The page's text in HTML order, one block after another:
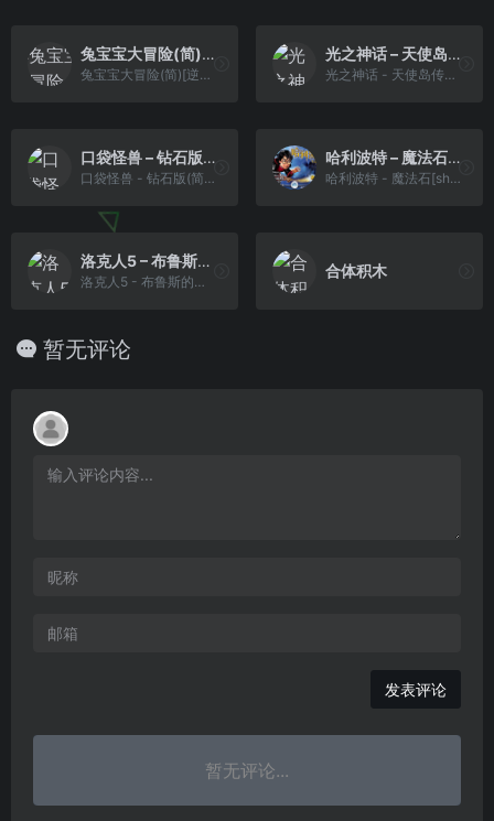
兔宝宝大冒险(简)[逆游的五彩鱼](JP)[ACT](2.62Mb)
兔宝宝大冒险(简)[逆游的五彩鱼](JP)[ACT](2.62Mb)
光之神话 – 天使岛传说(简)[MS](UE)[ACT](1Mb)
光之神话 - 天使岛传说(简)[MS](UE)[ACT](1Mb)
口袋怪兽 – 钻石版(简)[晶科泰](CN)[RPG](8Mb)
口袋怪兽 - 钻石版(简)[晶科泰](CN)[RPG](8Mb)
哈利波特 – 魔法石[shikeyu](v0.1)(简)(64Mb)
哈利波特 - 魔法石[shikeyu](v0.1)(简)(64Mb)
洛克人5 – 布鲁斯的圈套！(简)[MS](JP)[ACT](4Mb)
洛克人5 - 布鲁斯的圈套！(简)[MS](JP)[ACT](4Mb)
合体积木
暂无评论
发表评论
暂无评论...